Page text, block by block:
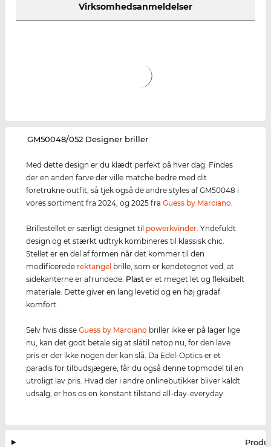
Virksomhedsanmeldelser
‌GM50048/052 Designer briller
Med dette design er du klædt perfekt på hver dag. Findes
der en anden farve der ville matche bedre med dit
foretrukne outfit, så tjek også de andre styles af GM50048 i
vores sortiment fra 2024, og 2025 fraGuess by Marciano
Brillestellet er særligt designet til powerkvinder . Yndefuldt
design og et stærkt udtryk kombineres til klassisk chic.
Stellet er en del af formen når det kommer til den
modificerede rektangel brille, som er kendetegnet ved, at
sidekanterne er afrundede. Plast er et meget let og fleksibelt
materiale. Dette giver en lang levetid og en høj gradaf
komfort.
Selv hvis disseGuess by Marciano briller ikke er på lager lige
nu, kan det godt betale sig at slåtil netop nu, for den lave
pris er der ikke nogen der kan slå. Da Edel-Optics er et
paradis for tilbudsjægere, får du også denne topmodel til en
utroligt lav pris. Hvad der i andre onlinebutikker bliver kaldt
udsalg, er hos os en konstant tilstand all-day-everyday.